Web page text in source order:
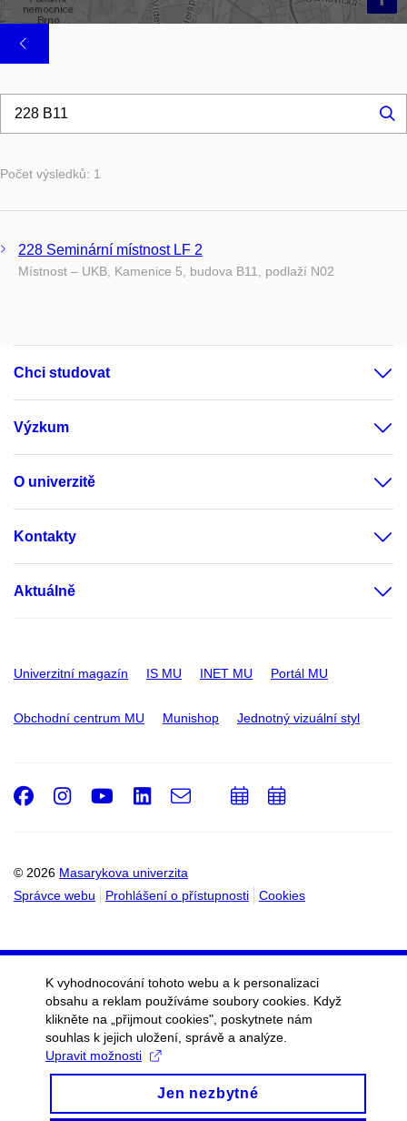
Počet výsledků: 1
228 Seminární místnost LF 2
Místnost – UKB, Kamenice 5, budova B11, podlaží N02
Chci studovat
Výzkum
O univerzitě
Kontakty
Aktuálně
Univerzitní magazín IS MU INET MU Portál MU
Obchodní centrum MU Munishop Jednotný vizuální styl
© 2026 Masarykova univerzita
Správce webu
Prohlášení o přístupnosti Cookies
Facebook
Instagram
Youtube
LinkedIn
e-
PřidatPřidat
K vyhodnocování tohoto webu a k personalizaci
obsahu a reklam používáme soubory cookies. Když
klikněte na „přijmout cookies", poskytnete nám
souhlas k jejich uložení, správě a analýze.
Upravit možnosti
Jen nezbytné